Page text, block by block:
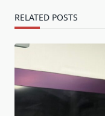
RELATED POSTS